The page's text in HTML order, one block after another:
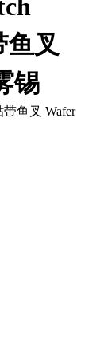
鱼叉
锡
带鱼叉 Wafer